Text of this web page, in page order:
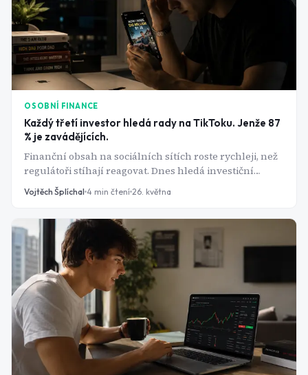
OSOBNÍ FINANCE
Každý třetí investor hledá rady na TikToku. Jenže 87
% je zavádějících.
Finanční obsah na sociálních sítích roste rychleji, než
regulátoři stíhají reagovat. Dnes hledá investiční
inspiraci na TikToku nebo Instagramu každý třetí
investor. Algoritmus odměňuje jednoduchost a
sociálních sítí přiznalo, že naletělo radě, která se
ukázala jako nepravdivá nebo zavádějící.
Vojtěch Šplíchal 4 min čtení 26. května